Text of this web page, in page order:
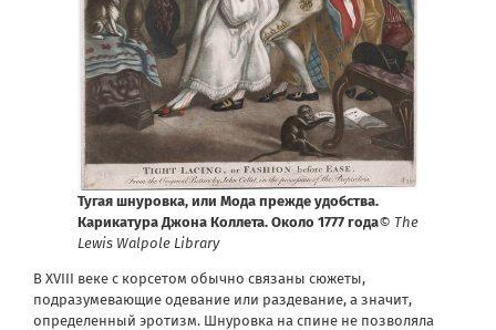
Тугая шнуровка, или Мода прежде удобства.
Карикатура Джона Коллета. Около 1777 года© The
Lewis Walpole Library
В XVIII веке с корсетом обычно связаны сюжеты,
подразумевающие одевание или раздевание, а значит,
определенный эротизм. Шнуровка на спине не позволяла